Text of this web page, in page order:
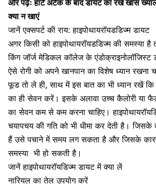
और पढ़ेंःहार्ट अटैक के बाद डायट का रखें खास
क्या न खाएं
जानें एक्सपर्ट की राय: हाइपोथायरॉयडडिज्म डायट
अगर किसी को हाइपोथायरॉयडडिज्म की
किंग जॉर्ज मेडिकल कॉलेज के एंडोक्राइनोलॉजिस्ट
ऐसे रोगी को अपने खानपान का विशेष ध्यान रखना
फूड तो ले ही, साथ में इस बात का भी ध्यान रखें
का ही सेवन करें। इसके अलावा उच्च कैलोरी या फैट
का सेवन कम से कम करना चाहिए।
चयापचय की गति को भी धीमा कर देती है।
हैं उसे पचाने में समय लग सकता है और जिसके
समस्या भी हो सकती है।
जानें हाइपोथायरॉयडिज्म डायट में क्या लें‌
नारियल का तेल उपयोग करें